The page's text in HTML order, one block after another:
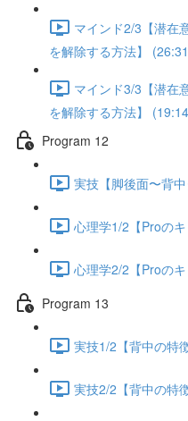
マインド2/3【潜在
を解除する方法】
マインド3/3【潜在
を解除する方法】
Program 12
実技【脚後面〜背
心理学1/2【Proの
心理学2/2【Proの
Program 13
実技1/2【背中の
実技2/2【背中の